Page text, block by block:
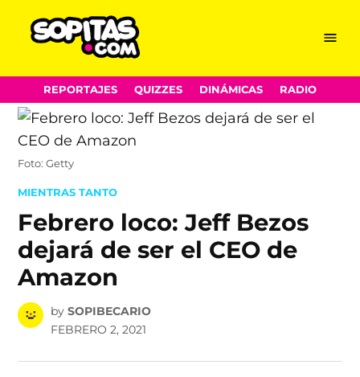
Skip
to
content
Menu
REPORTAJES QUIZZES DINÁMICAS RADIO
Foto: Getty
POSTED
MIENTRAS TANTO
Febrero loco: Jeff Bezos
dejará de ser el CEO de
Amazon
by SOPIBECARIO
FEBRERO 2, 2021